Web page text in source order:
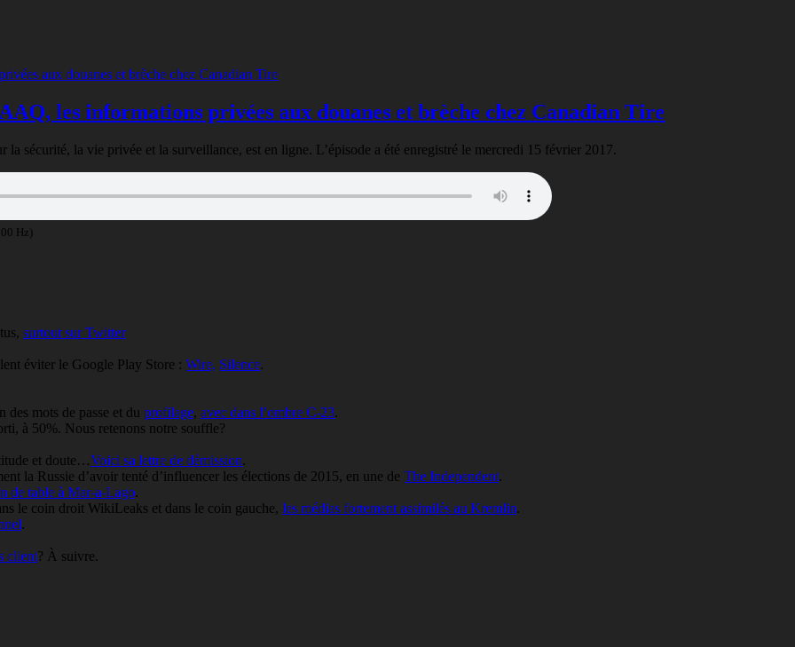
les informations privées aux douanes et brèche chez Canadian Tire
la sécurité, la vie privée et la surveillance, est en ligne. L’épisode a été enregistré le mercredi 15 février 2017.
Hz)
surtout sur Twitter
éviter le Google Play Store : Wire, Silence.
des mots de passe et du profilage, avec dans l’ombre C-23.
à 50%. Nous retenons notre souffle?
et doute…Voici sa lettre de démission.
la Russie d’avoir tenté d’influencer les élections de 2015, en une de The Independent.
de table à Mar-a-Lago.
le coin droit WikiLeaks et dans le coin gauche, les médias fortement assimilés au Kremlin.
.
client? À suivre.